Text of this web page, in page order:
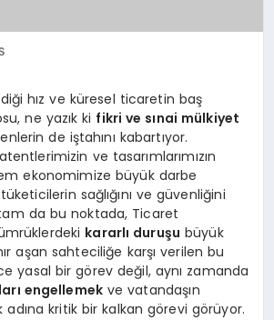
hız ve küresel ticaretin baş
ne yazık ki fikri ve sınai mülkiyet
de iştahını kabartıyor.
ve tasarımlarımızın
ekonomimize büyük darbe
sağlığını ve güvenliğini
da bu noktada, Ticaret
kararlı duruşu büyük
aşan sahteciliğe karşı verilen bu
yasal bir görev değil, aynı zamanda
engellemek ve vatandaşın
adına kritik bir kalkan görevi görüyor.